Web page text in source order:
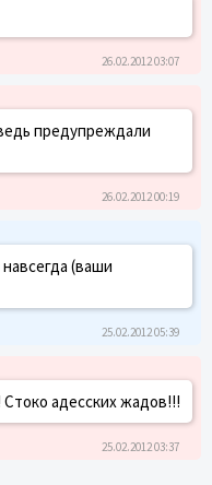
26.02.2012 03:07
предупреждали
26.02.2012 00:19
(ваши
25.02.2012 05:39
Стоко адесских жадов!!!
25.02.2012 03:37